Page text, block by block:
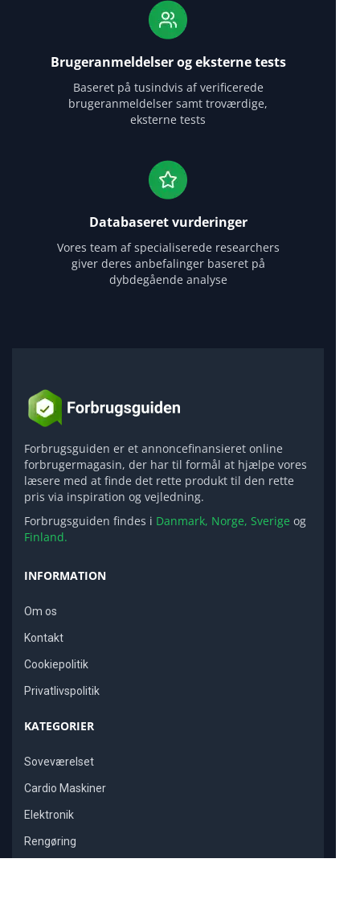
Brugeranmeldelser og eksterne tests
Baseret på tusindvis af verificerede
brugeranmeldelser samt troværdige,
eksterne tests
Databaseret vurderinger
Vores team af specialiserede researchers
giver deres anbefalinger baseret på
dybdegående analyse
Forbrugsguiden er et annoncefinansieret online
forbrugermagasin, der har til formål at hjælpe vores
læsere med at finde det rette produkt til den rette
pris via inspiration og vejledning.
Forbrugsguiden findes i Danmark, Norge, Sverige og
Finland.
INFORMATION
Om os
Kontakt
Cookiepolitik
Privatlivspolitik
KATEGORIER
Soveværelset
Cardio Maskiner
Elektronik
Rengøring